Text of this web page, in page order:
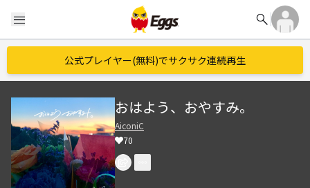
menu search
公式プレイヤー(無料)でサクサク連続再生
おはよう、おやすみ。
AiconiC
70